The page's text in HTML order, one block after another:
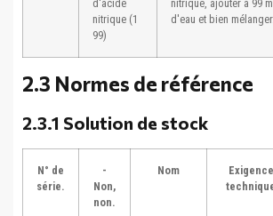
d'acide
nitrique (1
99)
nitrique, ajouter à 99 ml
d'eau et bien mélanger.
2.3 Normes de référence
2.3.1 Solution de stock
N° de
série.
-
Non,
non.
Nom